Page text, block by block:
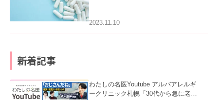
2023.11.10
新着記事
わたしの名医Youtube アルバアレルギ
ークリニック札幌「30代から急に老け